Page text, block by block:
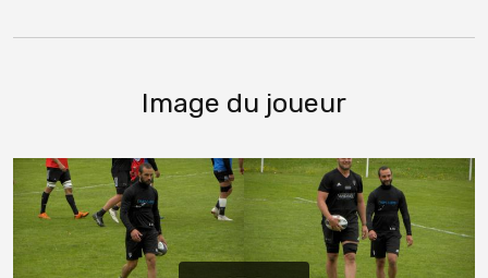
Image du joueur